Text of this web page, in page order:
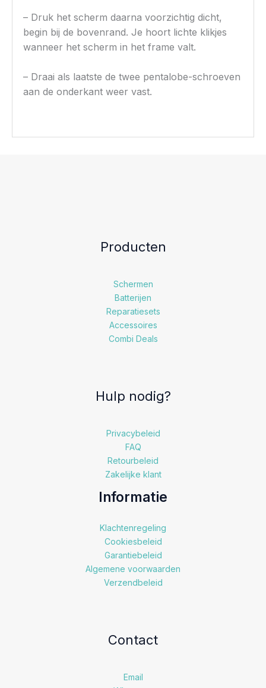
– Druk het scherm daarna voorzichtig dicht,
begin bij de bovenrand. Je hoort lichte klikjes
wanneer het scherm in het frame valt.
– Draai als laatste de twee pentalobe-schroeven
aan de onderkant weer vast.
Producten
Schermen
Batterijen
Reparatiesets
Accessoires
Combi Deals
Hulp nodig?
Privacybeleid
FAQ
Retourbeleid
Zakelijke klant
Informatie
Klachtenregeling
Cookiesbeleid
Garantiebeleid
Algemene voorwaarden
Verzendbeleid
Contact
Email